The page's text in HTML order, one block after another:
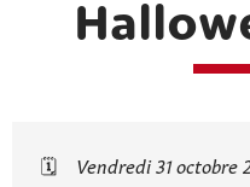
🗓
Vendredi 31 octobre